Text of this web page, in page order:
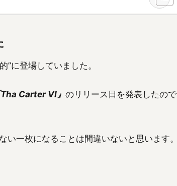
”に登場していました。
Tha Carter VI』 のリリース日を発表したので
一枚になることは間違いないと思います。